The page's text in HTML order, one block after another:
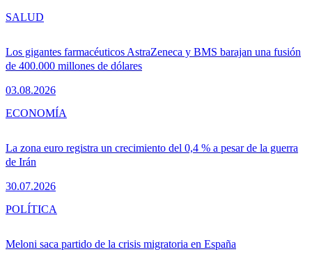
Los gigantes farmacéuticos AstraZeneca y BMS barajan una fusión
de 400.000 millones de dólares
03.08.2026
SALUD
La zona euro registra un crecimiento del 0,4 % a pesar de la guerra
de Irán
30.07.2026
ECONOMÍA
Meloni saca partido de la crisis migratoria en España
POLÍTICA